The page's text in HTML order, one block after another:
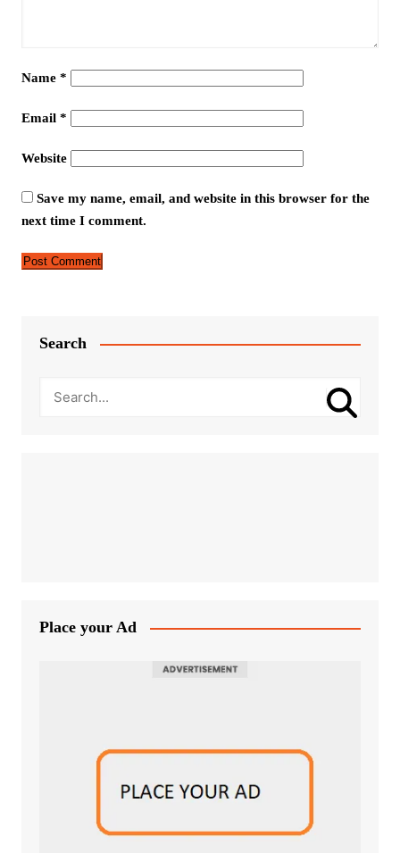
Name *
Email *
Website
Save my name, email, and website in this browser for the
next time I comment.
Search
Place your Ad